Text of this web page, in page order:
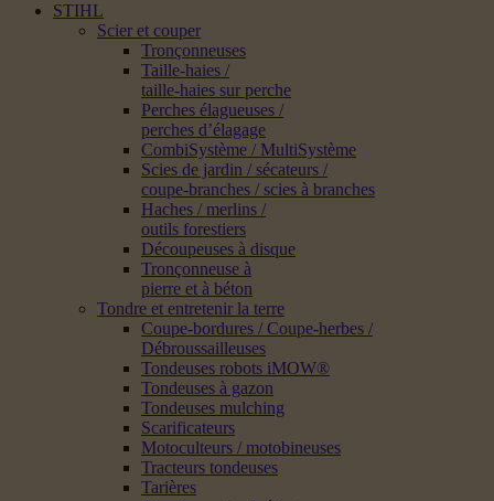
STIHL
Scier et couper
Tronçonneuses
Taille-haies /
taille-haies sur perche
Perches élagueuses /
perches d’élagage
CombiSystème / MultiSystème
Scies de jardin / sécateurs /
coupe-branches / scies à branches
Haches / merlins /
outils forestiers
Découpeuses à disque
Tronçonneuse à
pierre et à béton
Tondre et entretenir la terre
Coupe-bordures / Coupe-herbes /
Débroussailleuses
Tondeuses robots iMOW®
Tondeuses à gazon
Tondeuses mulching
Scarificateurs
Motoculteurs / motobineuses
Tracteurs tondeuses
Tarières